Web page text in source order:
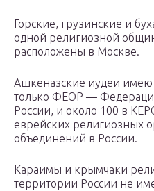
Горские, грузинские и
одной религиозной
расположены в Москве.
Ашкеназские иудеи
только ФЕОР —
России, и около 100 в
еврейских религиозных
объединений в России.
Караимы и крымчаки
территории России не